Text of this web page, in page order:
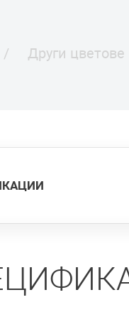
Други цветове